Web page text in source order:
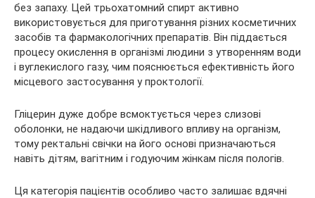
без запаху. Цей трьохатомний спирт активно
використовується для приготування різних косметичних
засобів та фармакологічних препаратів. Він піддається
процесу окислення в організмі людини з утворенням води
і вуглекислого газу, чим пояснюється ефективність його
місцевого застосування у проктології.
Гліцерин дуже добре всмоктується через слизові
оболонки, не надаючи шкідливого впливу на організм,
тому ректальні свічки на його основі призначаються
навіть дітям, вагітним і годуючим жінкам після пологів.
Ця категорія пацієнтів особливо часто залишає вдячні